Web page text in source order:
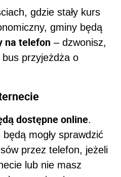
gdzie stały kurs
gminy będą
na telefon – dzwonisz,
przyjeżdża o
dostępne online.
mogły sprawdzić
przez telefon, jeżeli
lub nie masz